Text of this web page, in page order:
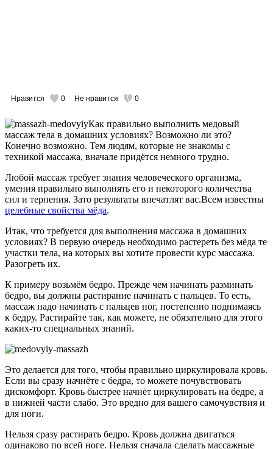
Нравится 0 Не нравится 0
Как правильно выполнить медовый
массаж тела в домашних условиях? Возможно ли это?
Конечно возможно. Тем людям, которые не знакомы с
техникой массажа, вначале придётся немного трудно.
Любой массаж требует знания человеческого организма,
умения правильно выполнять его и некоторого количества
сил и терпения. Зато результаты впечатлят вас.Всем известны
целебные свойства мёда.
Итак, что требуется для выполнения массажа в домашних
условиях? В первую очередь необходимо растереть без мёда те
участки тела, на которых вы хотите провести курс массажа.
Разогреть их.
К примеру возьмём бедро. Прежде чем начинать разминать
бедро, вы должны растирание начинать с пальцев. То есть,
массаж надо начинать с пальцев ног, постепенно поднимаясь
к бедру. Растирайте так, как можете, не обязательно для этого
каких-то специальных знаний.
Это делается для того, чтобы правильно циркулировала кровь.
Если вы сразу начнёте с бедра, то можете почувствовать
дискомфорт. Кровь быстрее начнёт циркулировать на бедре, а
в нижней части слабо. Это вредно для вашего самочувствия и
для ноги.
Нельзя сразу растирать бедро. Кровь должна двигаться
одинаково по всей ноге. Нельзя сначала сделать массажные